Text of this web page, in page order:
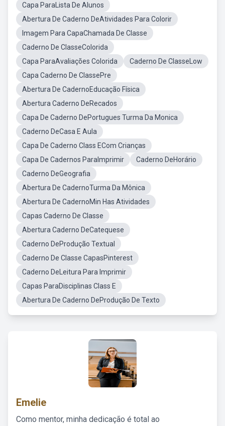
Capa ParaLista De Alunos
Abertura De Caderno DeAtividades Para Colorir
Imagem Para CapaChamada De Classe
Caderno De ClasseColorida
Capa ParaAvaliações Colorida
Caderno De ClasseLow
Capa Caderno De ClassePre
Abertura De CadernoEducação Física
Abertura Caderno DeRecados
Capa De Caderno DePortugues Turma Da Monica
Caderno DeCasa E Aula
Capa De Caderno Class ECom Crianças
Capa De Cadernos ParaImprimir
Caderno DeHorário
Caderno DeGeografia
Abertura De CadernoTurma Da Mônica
Abertura De CadernoMin Has Atividades
Capas Caderno De Classe
Abertura Caderno DeCatequese
Caderno DeProdução Textual
Caderno De Classe CapasPinterest
Caderno DeLeitura Para Imprimir
Capas ParaDisciplinas Class E
Abertura De Caderno DeProdução De Texto
Emelie
Como mentor, minha dedicação é total ao